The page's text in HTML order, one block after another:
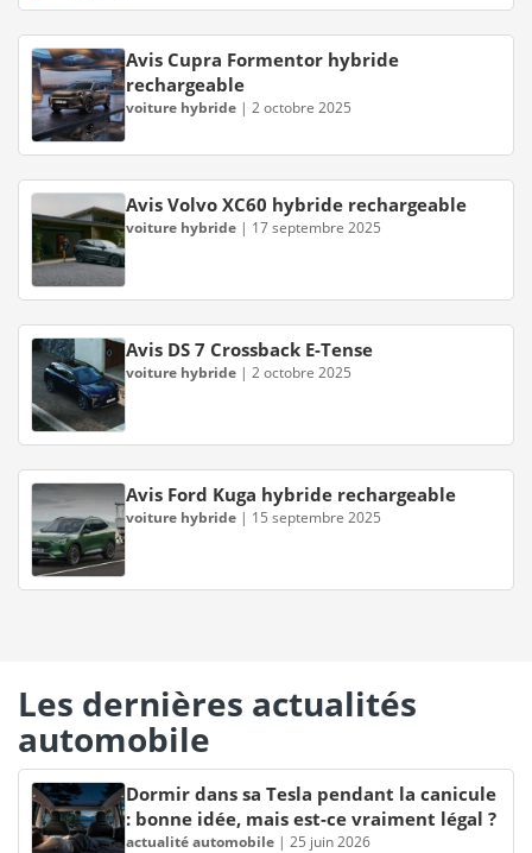
Avis Cupra Formentor hybride
rechargeable
voiture hybride | 2 octobre 2025
Avis Volvo XC60 hybride rechargeable
voiture hybride | 17 septembre 2025
Avis DS 7 Crossback E-Tense
voiture hybride | 2 octobre 2025
Avis Ford Kuga hybride rechargeable
voiture hybride | 15 septembre 2025
Les dernières actualités
automobile
Dormir dans sa Tesla pendant la canicule
: bonne idée, mais est-ce vraiment légal ?
actualité automobile | 25 juin 2026